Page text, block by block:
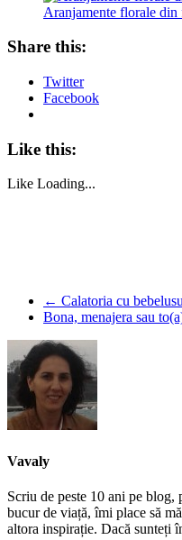
Aranjamente florale
Share this:
Twitter
Facebook
Like this:
Like Loading...
← Calatoria cu
Bona, menajera sau
Vavaly
Scriu de peste 10 ani pe
bucur de viață, îmi place să
altora inspirație. Dacă sunteți